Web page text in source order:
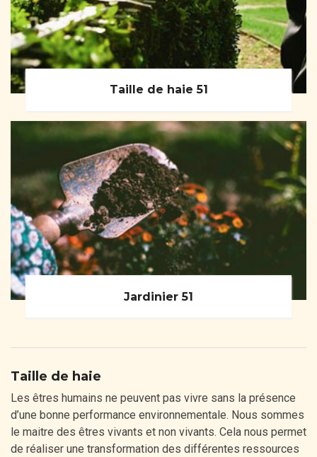
Taille de haie 51
Jardinier 51
Taille de haie
Les êtres humains ne peuvent pas vivre sans la présence
d’une bonne performance environnementale. Nous sommes
le maitre des êtres vivants et non vivants. Cela nous permet
de réaliser une transformation des différentes ressources